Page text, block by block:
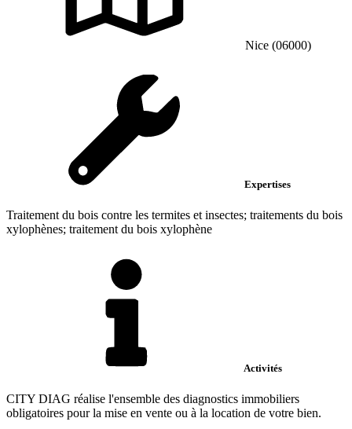
Nice (06000)
Expertises
Traitement du bois contre les termites et insectes; traitements du bois
xylophènes; traitement du bois xylophène
Activités
CITY DIAG réalise l'ensemble des diagnostics immobiliers
obligatoires pour la mise en vente ou à la location de votre bien.